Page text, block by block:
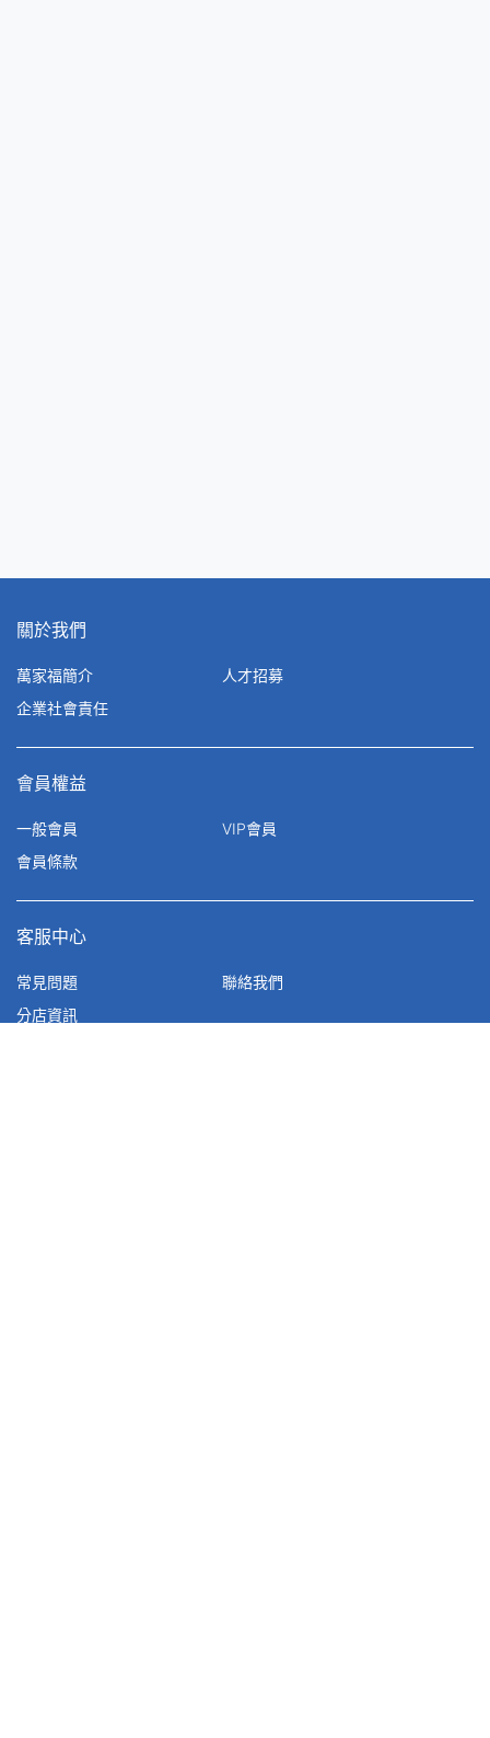
關於我們
萬家福簡介
人才招募
企業社會責任
會員權益
一般會員
VIP會員
會員條款
客服中心
常見問題
聯絡我們
分店資訊